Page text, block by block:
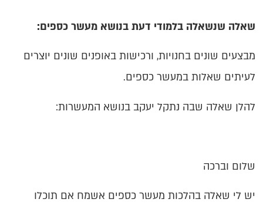
שאלה שנשאלה בלמודי דעת בנושא מעשר כספים:
מבצעים שונים בחנויות, ורכישות באופנים שונים יוצרים
לעיתים שאלות במעשר כספים.
להלן שאלה שבה נתקל יעקב בנושא המעשרות:
שלום וברכה
יש לי שאלה בהלכות מעשר כספים אשמח אם תוכלו